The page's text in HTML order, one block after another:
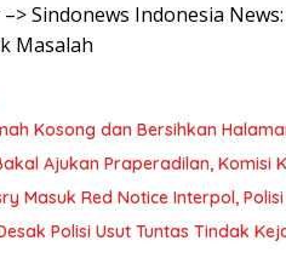
Sindonews Indonesia
Masalah
Kosong dan Bersihkan
Ajukan Praperadilan, Komisi
Masuk Red Notice Interpol,
Polisi Usut Tuntas Tindak